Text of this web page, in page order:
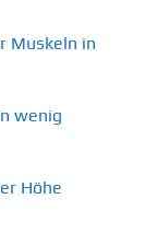
Muskeln in
wenig
Höhe